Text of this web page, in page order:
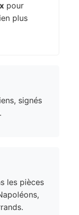
pour
plus
signés
les pièces